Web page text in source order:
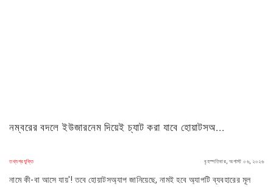
নম্বরের বদলে ইউজারনেম দিয়েই চ্যাট করা যাবে হোয়াটসঅ...
তথ্যপ্রযুক্তি বৃহস্পতিবার, অগাস্ট ০৬, ২০২৬
নামে কী-বা আসে যায়'! তবে হোয়াটসঅ্যাপ জানিয়েছে, নামই হবে অ্যাপটি ব্যবহারের মূল